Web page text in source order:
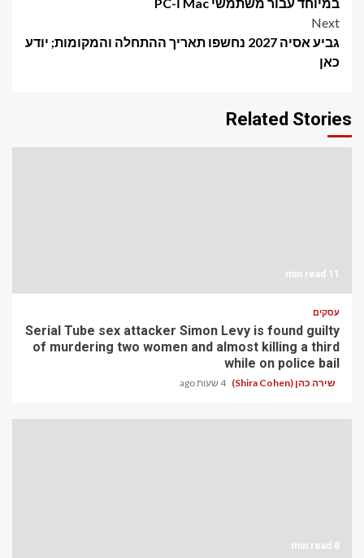
Next
גביע אסיה 2027 נחשפו תאריך ההתחלה והמקומות; יודע
כאן
Related Stories
11 min read
עסקים
Serial Tube sex attacker Simon Levy is found guilty
of murdering two women and almost killing a third
while on police bail
שירה כהן (Shira Cohen) 4 שעות ago
8 min read